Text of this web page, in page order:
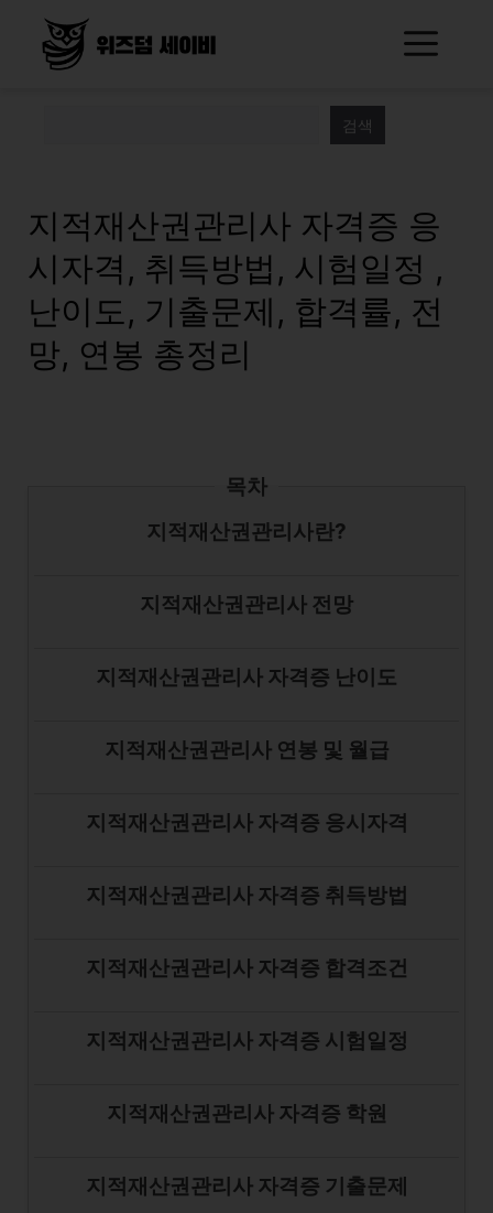
검색
지적재산권관리사 자격증 응
시자격, 취득방법, 시험일정 ,
난이도, 기출문제, 합격률, 전
망, 연봉 총정리
목차
지적재산권관리사란?
지적재산권관리사 전망
지적재산권관리사 자격증 난이도
지적재산권관리사 연봉 및 월급
지적재산권관리사 자격증 응시자격
지적재산권관리사 자격증 취득방법
지적재산권관리사 자격증 합격조건
지적재산권관리사 자격증 시험일정
지적재산권관리사 자격증 학원
지적재산권관리사 자격증 기출문제